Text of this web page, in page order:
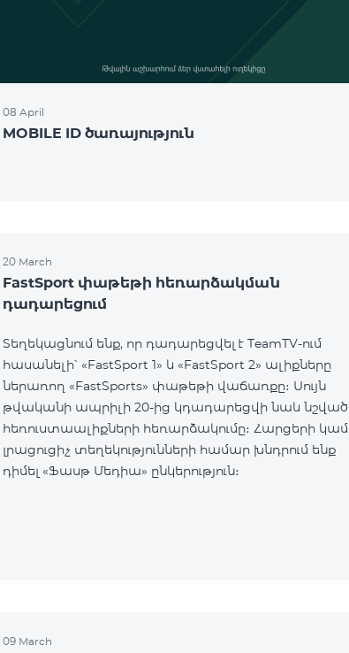
08 April
MOBILE ID ծառայություն
20 March
FastSport փաթեթի հեռարձակման
դադարեցում
Տեղեկացնում ենք, որ դադարեցվել է TeamTV-ում
հասանելի՝ «FastSport 1» և «FastSport 2» ալիքները
ներառող «FastSports» փաթեթի վաճառքը։ Սույն
թվականի ապրիլի 20-ից կդադարեցվի նաև նշված
հեռուստաալիքների հեռարձակումը։ Հարցերի կամ
լրացուցիչ տեղեկությունների համար խնդրում ենք
դիմել «Ֆասթ Մեդիա» ընկերություն։
09 March